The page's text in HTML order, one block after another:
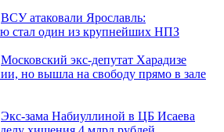
ВСУ атаковали Ярославль:
стал один из крупнейших НПЗ
Московский экс-депутат Харадизе
но вышла на свободу прямо в зале
Экс-зама Набиуллиной в ЦБ Исаева